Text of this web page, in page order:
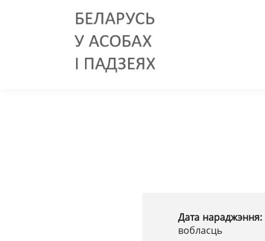
Дата нараджэння:
вобласць